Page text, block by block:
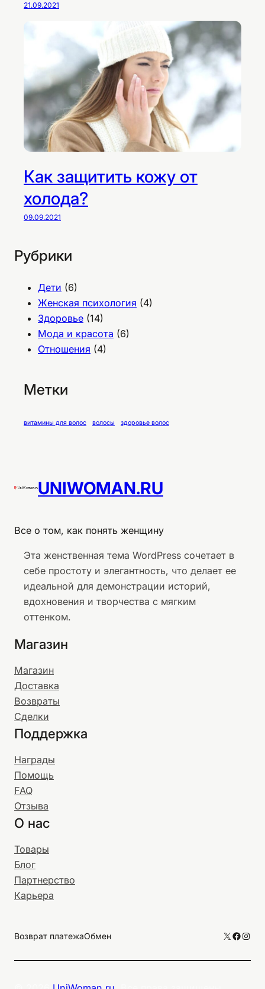
21.09.2021
Как защитить кожу от
холода?
09.09.2021
Рубрики
Дети (6)
Женская психология (4)
Здоровье (14)
Мода и красота (6)
Отношения (4)
Метки
витамины для волос волосы здоровье волос
UNIWOMAN.RU
Все о том, как понять женщину
Эта женственная тема WordPress сочетает в
себе простоту и элегантность, что делает ее
идеальной для демонстрации историй,
вдохновения и творчества с мягким
оттенком.
Магазин
Магазин
Доставка
Возвраты
Сделки
Поддержка
Награды
Помощь
FAQ
Отзыва
О нас
Товары
Блог
Партнерство
Карьера
Возврат платежаОбмен X